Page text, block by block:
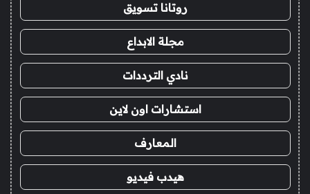
روتانا تسويق
مجلة الابداع
نادي الترددات
استشارات اون لاين
المعارف
هيدب فيديو